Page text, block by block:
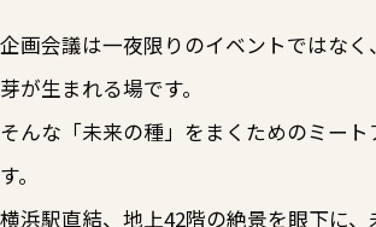
企画会議は一夜限りのイベントではなく
芽が生まれる場です。
そんな「未来の種」をまくためのミート
す。
横浜駅直結、地上42階の絶景を眼下に